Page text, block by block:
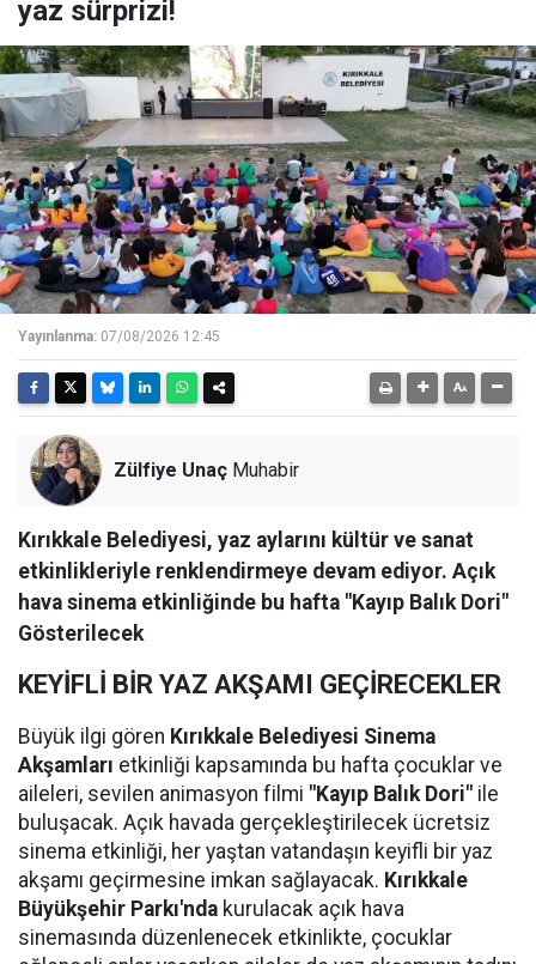
yaz sürprizi!
Yayınlanma: 07/08/2026 12:45
Zülfiye Unaç Muhabir
Kırıkkale Belediyesi, yaz aylarını kültür ve sanat
etkinlikleriyle renklendirmeye devam ediyor. Açık
hava sinema etkinliğinde bu hafta "Kayıp Balık Dori"
Gösterilecek
KEYİFLİ BİR YAZ AKŞAMI GEÇİRECEKLER
Büyük ilgi gören Kırıkkale Belediyesi Sinema
Akşamları etkinliği kapsamında bu hafta çocuklar ve
aileleri, sevilen animasyon filmi "Kayıp Balık Dori" ile
buluşacak. Açık havada gerçekleştirilecek ücretsiz
sinema etkinliği, her yaştan vatandaşın keyifli bir yaz
akşamı geçirmesine imkan sağlayacak. Kırıkkale
Büyükşehir Parkı'nda kurulacak açık hava
sinemasında düzenlenecek etkinlikte, çocuklar